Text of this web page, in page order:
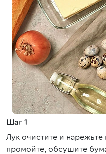
Шаг 1
Лук очистите и
промойте, обсушите